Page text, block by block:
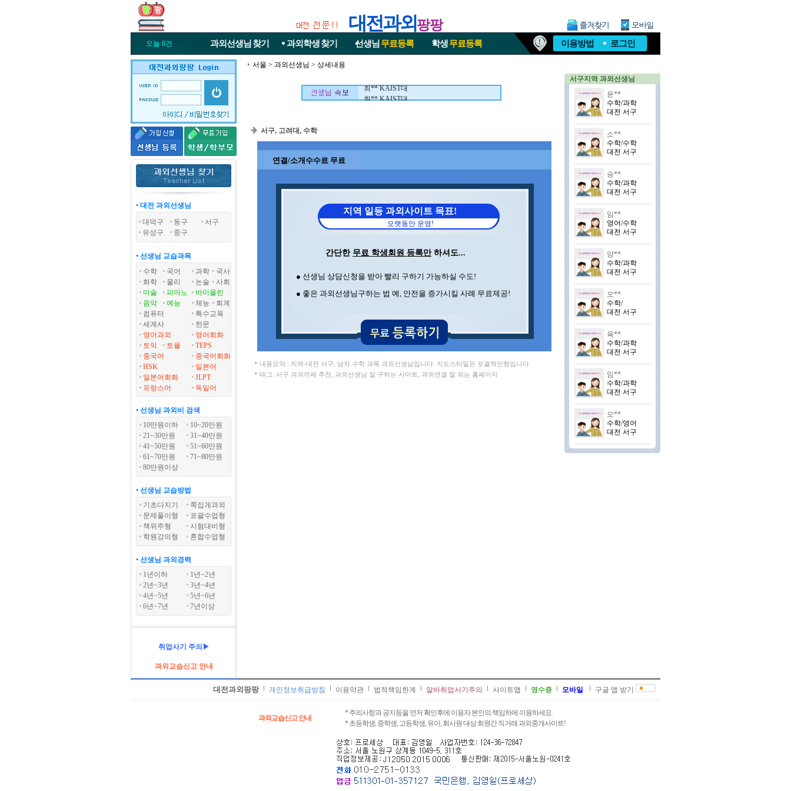
대전과외팡팡
오늘 0건 과외선생님 찾기 과외학생찾기 선생님 무료등록 학생무료등록 이용방법 로그인
• 대전 과외선생님
대덕구
동구
서구
유성구
중구
• 선생님 교습과목
수학
국어 과학
국사
화학
물리 논술
사회
미술
피아노
바이올린
음악
예능 체능
회계
컴퓨터
특수교육
세계사
한문
영어과외
영어회화
토익
토플
TEPS
중국어
중국어회화
HSK
일본어
일본어회화
JLPT
프랑스어
독일어
• 선생님 과외비 검색
10만원이하
10~20만원
21~30만원
31~40만원
41~50만원
51~60만원
61~70만원
71~80만원
80만원이상
• 선생님 교습방법
기초다지기
쪽집게과외
문제풀이형
포괄수업형
책위주형
시험대비형
학원강의형
혼합수업형
• 선생님 과외경력
1년이하
1년~2년
2년~3년
3년~4년
4년~5년
5년~6년
6년~7년
7년이상
취업사기 주의▶
과외교습신고 안내
서울 > 과외선생님 > 상세내용
최** KAIST대
최** KAIST대
서구, 고려대, 수학
연결/소개수수료 무료
지역 일등 과외사이트 목표!
오랫동안 운영!
간단한 무료 학생회원 등록만하셔도...
● 선생님 상담신청을 받아 빨리 구하기 가능하실 수도!
● 좋은 과외선생님구하는 법 예, 안전을 증가시킬 사례 무료제공!
* 내용요약 : 지역-대전 서구, 남자 수학 과목 과외선생님입니다. 지도스타일은 포괄적인형입니다.
* 태그: 서구 과외까페 추천, 과외선생님 잘 구하는 사이트, 과외연결 잘 되는 홈페이지
서구지역 과외선생님
윤**
수학/과학
대전 서구
소**
수학/수학
대전 서구
송**
수학/과학
대전 서구
임**
영어/수학
대전 서구
양**
수학/과학
대전 서구
오**
수학/
대전 서구
육**
수학/과학
대전 서구
임**
수학/과학
대전 서구
오**
수학/영어
대전 서구
대전과외팡팡 개인정보취급방침 이용약관 법적책임한계 알바취업사기주의 사이트맵 영수증 모바일 구글 앱 받기
과외교습신고 안내
* 주의사항과 공지등을 먼저 확인후에 이용자 본인의 책임하에 이용하세요.
* 초등학생, 중학생, 고등학생, 유아, 회사원 대상 회원간 직거래 과외중개사이트!